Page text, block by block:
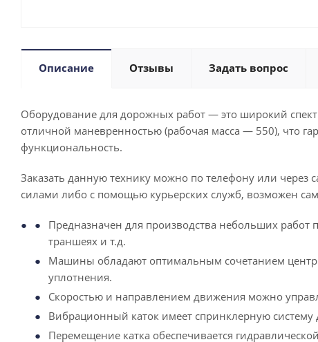
Описание Отзывы Задать вопрос
Оборудование для дорожных работ — это широкий
отличной маневренностью (рабочая масса — 550), что
функциональность.
Заказать данную технику можно по телефону или
силами либо с помощью курьерских служб, возможен
Предназначен для производства небольших работ
траншеях и т.д.
Машины обладают оптимальным сочетанием
уплотнения.
Скоростью и направлением движения можно
Вибрационный каток имеет спринклерную систему
Перемещение катка обеспечивается